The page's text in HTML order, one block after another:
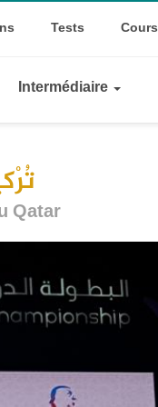
Tests Cours
Intermédiaire
Qatar